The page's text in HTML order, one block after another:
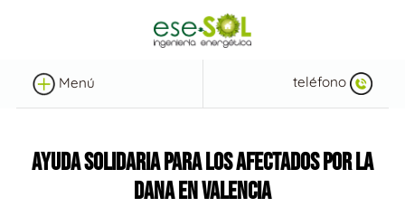
Menú teléfono
AYUDA SOLIDARIA PARA LOS AFECTADOS POR LA
DANA EN VALENCIA